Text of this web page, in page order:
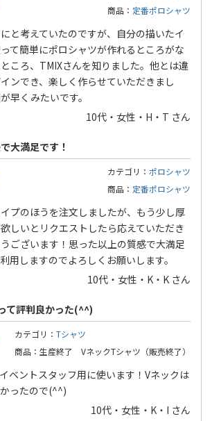
商品： 定番ポロシャツ
と考えていたのですが、自分の描いたイ
て簡単にポロシャツが作れるところがな
ころ、TMIXさんを知りました。他とは違
ンでき、楽しく作らせていただきまし
早くみたいです。
10代・女性・H・T さん
大満足です！
カテゴリ： ポロシャツ
商品： 定番ポロシャツ
プのほうを注文しましたが、もう少し厚
しいとリクエストしたら応えていただき
ございます！思った以上の質感で大満足
用しますのでよろしくお願いします。
10代・女性・K・K さん
て評判良かった(^^)
カテゴリ： Tシャツ
商品：生産終了 VネックTシャツ（販売終了）
ベントスタッフ用に使います！Vネックは
ったので(^^)
10代・女性・K・I さん